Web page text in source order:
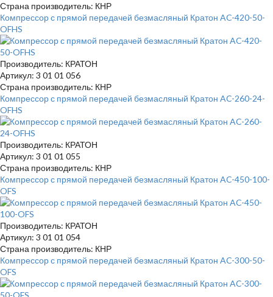
Страна производитель: КНР
Компрессор с прямой передачей безмасляный Кратон AC-420-50-
OFHS
Производитель: КРАТОН
Артикул: 3 01 01 056
Страна производитель: КНР
Компрессор с прямой передачей безмасляный Кратон AC-260-24-
OFHS
Производитель: КРАТОН
Артикул: 3 01 01 055
Страна производитель: КНР
Компрессор с прямой передачей безмасляный Кратон AC-450-100-
OFS
Производитель: КРАТОН
Артикул: 3 01 01 054
Страна производитель: КНР
Компрессор с прямой передачей безмасляный Кратон AC-300-50-
OFS